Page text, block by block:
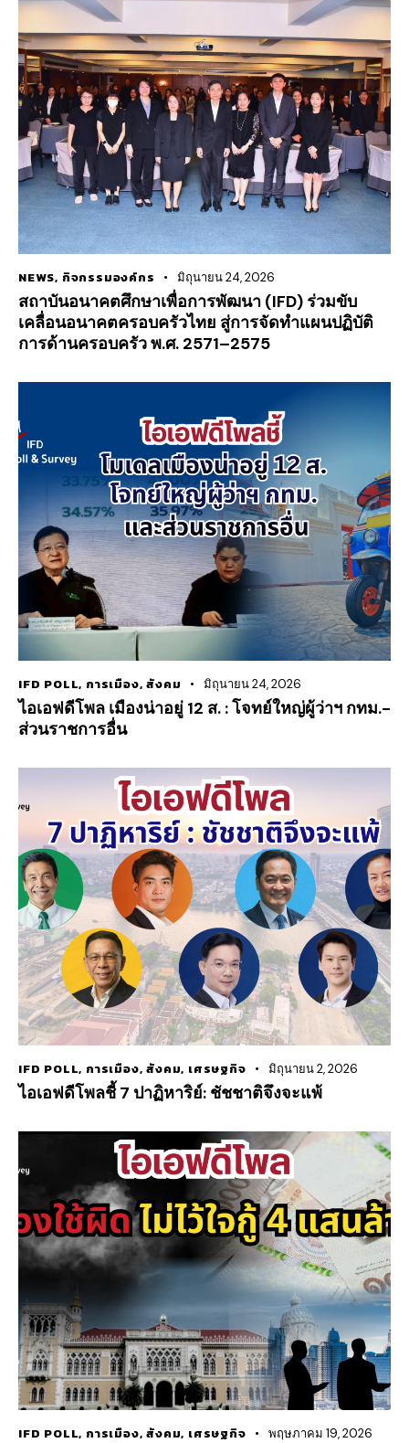
NEWS, กิจกรรมองค์กร มิถุนายน 24, 2026
สถาบันอนาคตศึกษาเพื่อการพัฒนา (IFD) ร่วมขับ
เคลื่อนอนาคตครอบครัวไทย สู่การจัดทำแผนปฏิบัติ
การด้านครอบครัว พ.ศ. 2571–2575
IFD POLL, การเมือง,สังคม มิถุนายน 24, 2026
ไอเอฟดีโพล เมืองน่าอยู่ 12 ส. : โจทย์ใหญ่ผู้ว่าฯ กทม.-
ส่วนราชการอื่น
IFD POLL, การเมือง,สังคม, เศรษฐกิจ มิถุนายน 2, 2026
ไอเอฟดีโพลชี้ 7 ปาฏิหาริย์: ชัชชาติจึงจะแพ้
IFD POLL, การเมือง,สังคม, เศรษฐกิจ พฤษภาคม 19, 2026